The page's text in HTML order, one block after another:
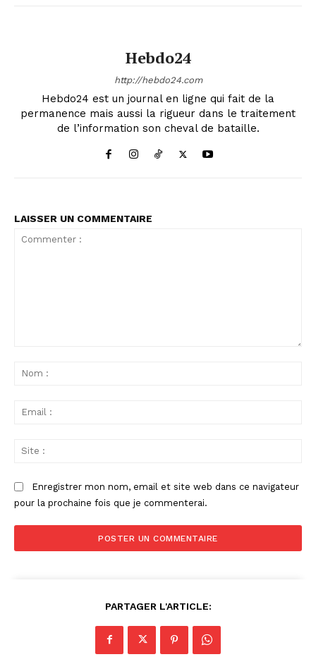
Hebdo24
http://hebdo24.com
Hebdo24 est un journal en ligne qui fait de la
permanence mais aussi la rigueur dans le traitement
de l’information son cheval de bataille.
LAISSER UN COMMENTAIRE
Enregistrer mon nom, email et site web dans ce navigateur
pour la prochaine fois que je commenterai.
PARTAGER L'ARTICLE: